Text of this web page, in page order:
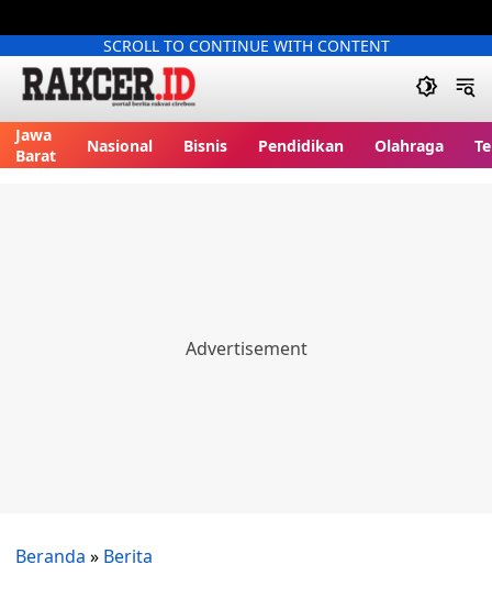
SCROLL TO CONTINUE WITH CONTENT
Jawa
Barat
Nasional Bisnis Pendidikan Olahraga
Beranda » Berita